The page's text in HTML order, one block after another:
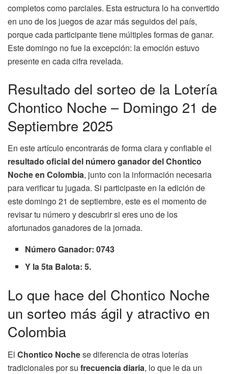
completos como parciales. Esta estructura lo ha convertido
en uno de los juegos de azar más seguidos del país,
porque cada participante tiene múltiples formas de ganar.
Este domingo no fue la excepción: la emoción estuvo
presente en cada cifra revelada.
Resultado del sorteo de la Lotería
Chontico Noche – Domingo 21 de
Septiembre 2025
En este artículo encontrarás de forma clara y confiable el
resultado oficial del número ganador del Chontico
Noche en Colombia, junto con la información necesaria
para verificar tu jugada. Si participaste en la edición de
este domingo 21 de septiembre, este es el momento de
revisar tu número y descubrir si eres uno de los
afortunados ganadores de la jornada.
Número Ganador: 0743
Y la 5ta Balota: 5.
Lo que hace del Chontico Noche
un sorteo más ágil y atractivo en
Colombia
El Chontico Nochese diferencia de otras loterías
tradicionales por su frecuencia diaria, lo que le da un